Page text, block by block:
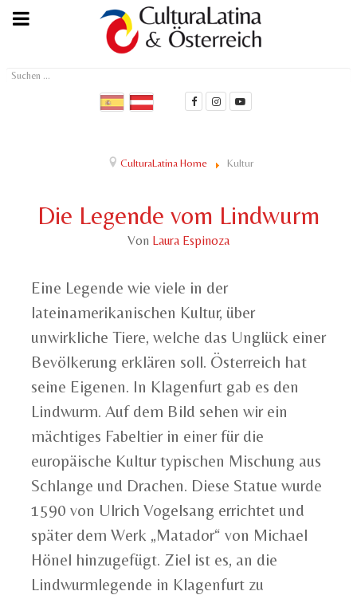
Suchen
CulturaLatina Home Kultur
Die Legende vom Lindwurm
Von Laura Espinoza
Eine Legende wie viele in der
lateinamerikanischen Kultur, über
unwirkliche Tiere, welche das Unglück einer
Bevölkerung erklären soll. Österreich hat
seine Eigenen. In Klagenfurt gab es den
Lindwurm. Auf dem Bild sehen wir ein
mächtiges Fabeltier in einer für die
europäische Kultur typischen Mischung aus
Schlange und Drachen. Diese Statue wurde
1590 von Ulrich Vogelsang errichtet und
später dem Werk „Matador“ von Michael
Hönel hinzugefügt. Ziel ist es, an die
Lindwurmlegende in Klagenfurt zu